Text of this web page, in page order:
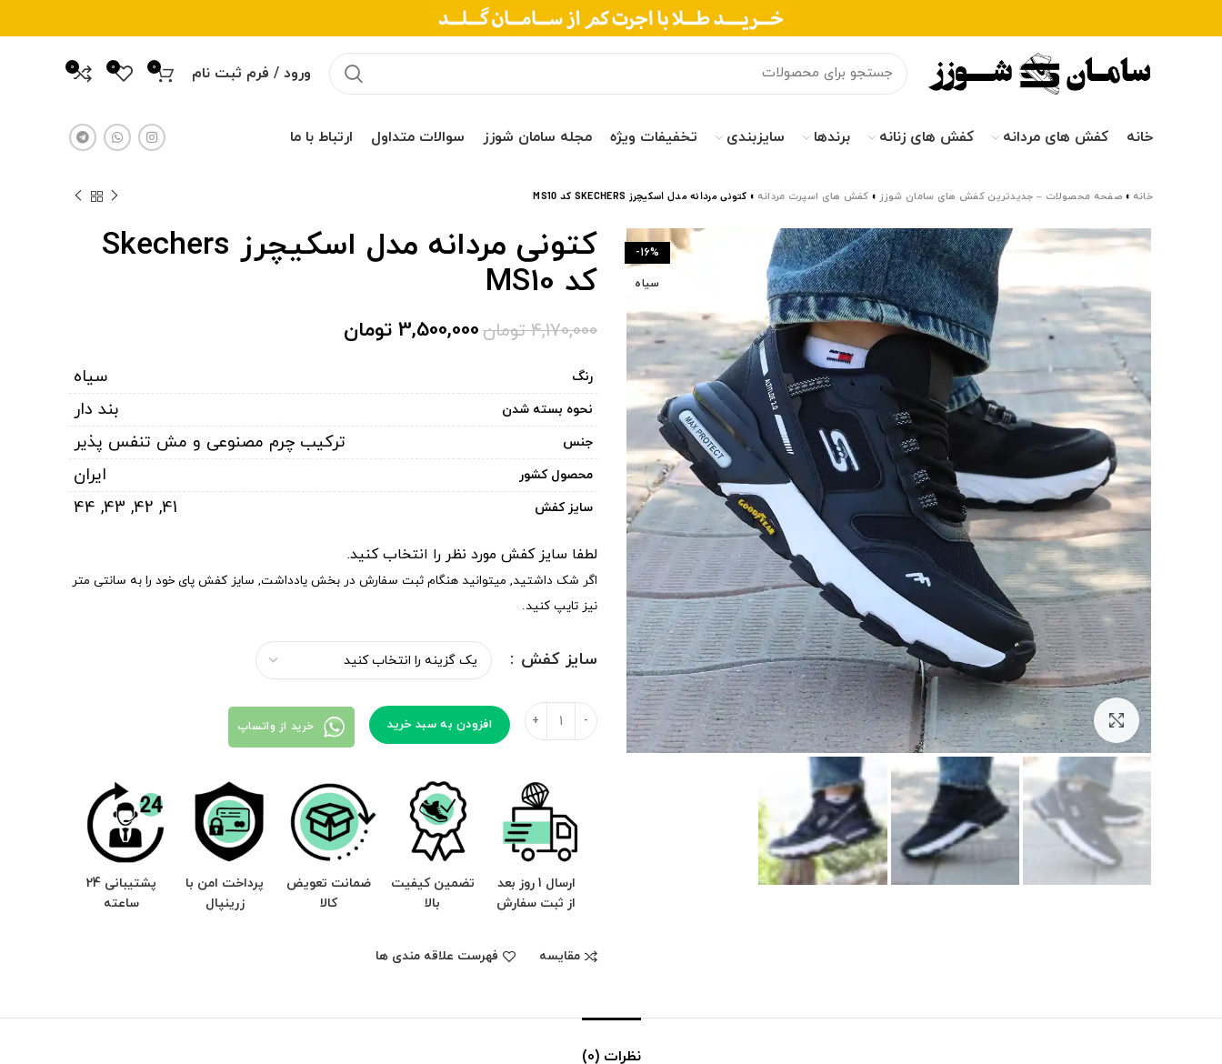
ورود / فرم ثبت نام 0
0
0
خانه کفش های مردانه کفش های زنانه برندها سایزبندی تخفیفات ویژه مجله سامان شوزز سوالات متداول ارتباط با ما
خانه » صفحه محصولات – جدیدترین کفش های سامان شوزز » کفش های اسپرت مردانه » کتونی مردانه مدل اسکیچرز SKECHERS کد MS10
-16%
سیاه
برای بزرگنمایی کلیک کنید
کتونی مردانه مدل اسکیچرز Skechers
کد MS10
4,170,000 تومان3,500,000 تومان
رنگ سیاه
نحوه بسته شدن بند دار
جنس ترکیب چرم مصنوعی و مش تنفس پذیر
محصول کشور ایران
سایز کفش 41
,
42
,
43
,
44
لطفا سایز کفش مورد نظر را انتخاب کنید.
اگر شک داشتید, میتوانید هنگام ثبت سفارش در بخش یادداشت, سایز کفش پای خود را به سانتی متر
نیز تایپ کنید.
سایز کفش
افزودن به سبد خرید خرید از واتساپ
ارسال 1 روز بعد
از ثبت سفارش
تضمین کیفیت
بالا
ضمانت تعویض
کالا
پرداخت امن با
زرینپال
پشتیبانی 24
ساعته
مقایسه فهرست علاقه مندی ها
نظرات (0)